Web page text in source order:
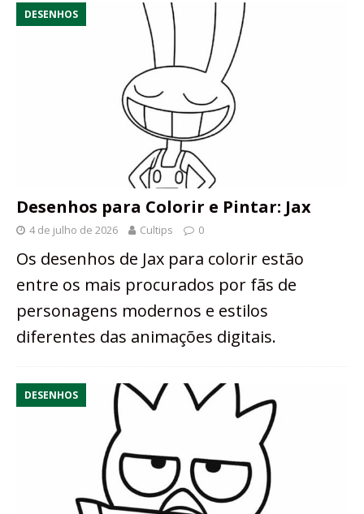
DESENHOS
Desenhos para Colorir e Pintar: Jax
4 de julho de 2026 Cultips 0
Os desenhos de Jax para colorir estão
entre os mais procurados por fãs de
personagens modernos e estilos
diferentes das animações digitais.
DESENHOS